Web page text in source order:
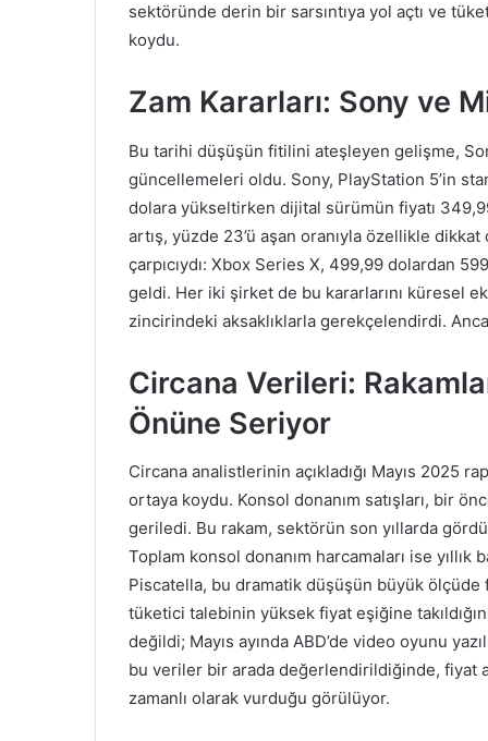
sektöründe derin bir sarsıntıya yol açtı ve
koydu.
Zam Kararları: Sony ve
Bu tarihi düşüşün fitilini ateşleyen gelişme,
güncellemeleri oldu. Sony, PlayStation 5’in
dolara yükseltirken dijital sürümün fiyatı
artış, yüzde 23’ü aşan oranıyla özellikle
çarpıcıydı: Xbox Series X, 499,99 dolardan
geldi. Her iki şirket de bu kararlarını küresel
zincirindeki aksaklıklarla gerekçelendirdi.
Circana Verileri:
Önüne Seriyor
Circana analistlerinin açıkladığı Mayıs 2025
ortaya koydu. Konsol donanım satışları, bir
geriledi. Bu rakam, sektörün son yıllarda
Toplam konsol donanım harcamaları ise
Piscatella, bu dramatik düşüşün büyük ölçüde
tüketici talebinin yüksek fiyat eşiğine
değildi; Mayıs ayında ABD’de video oyunu
bu veriler bir arada değerlendirildiğinde, fiyat
zamanlı olarak vurduğu görülüyor.